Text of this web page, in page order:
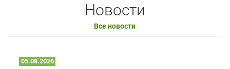
Новости
Все новости
05.08.2026